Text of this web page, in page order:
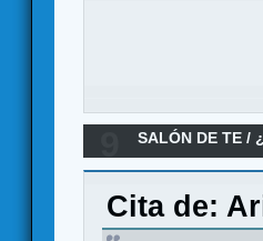
SALÓN DE TE /
Cita de: